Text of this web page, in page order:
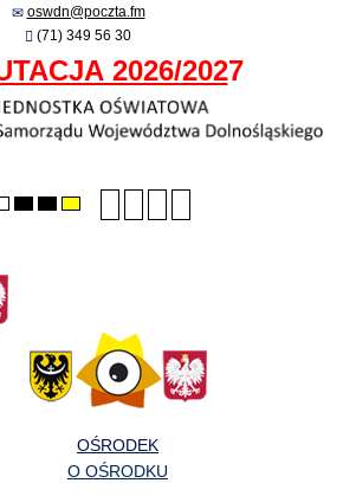
oswdn@poczta.fm
(71) 349 56 30
2026/2027
HighHighHigh
fontfont
font
OŚRODEK
O OŚRODKU